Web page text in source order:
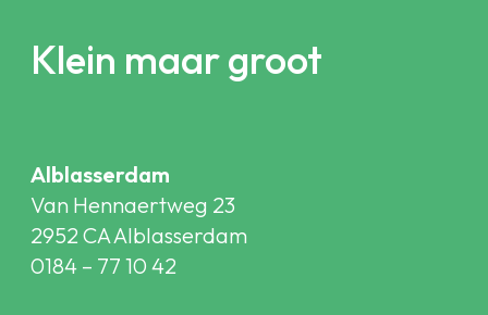
Klein maar groot
Alblasserdam
Van Hennaertweg 23
2952 CA Alblasserdam
0184 – 77 10 42